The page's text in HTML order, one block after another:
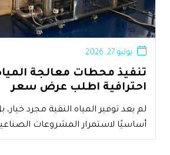
تنفيذ محطات معالجة
احترافية اطلب عرض سعر
يوليو 27, 2026
لم يعد توفير المياه النقية مجرد
أساسيًا لاستمرار المشروعات